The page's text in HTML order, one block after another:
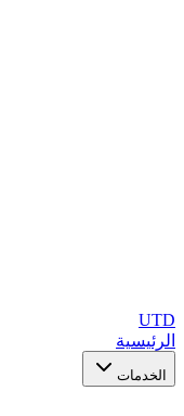
UTD
الرئيسية
الخدمات